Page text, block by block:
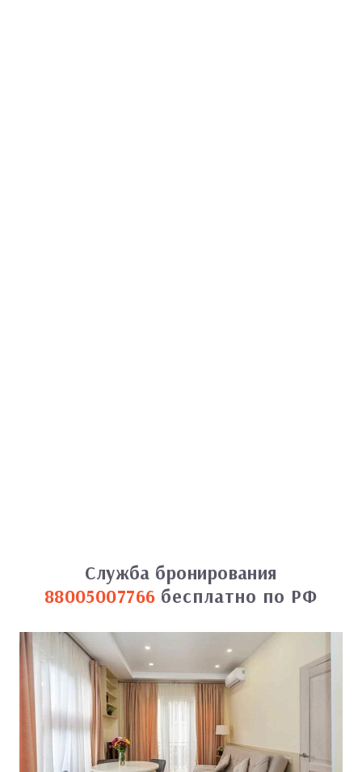
Служба бронирования
88005007766 бесплатно по РФ